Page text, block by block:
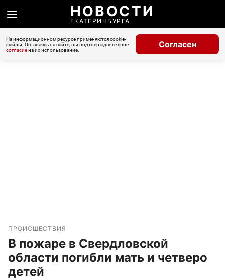
НОВОСТИ
ЕКАТЕРИНБУРГА
На информационном ресурсе применяются cookie-
файлы. Оставаясь на сайте, вы подтверждаете свое
согласиена их использование.
Согласен
ПРОИСШЕСТВИЯ
В пожаре в Свердловской
области погибли мать и четверо
детей